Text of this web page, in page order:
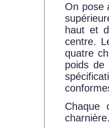
On pose
haut et
centre.
quatre
poids de